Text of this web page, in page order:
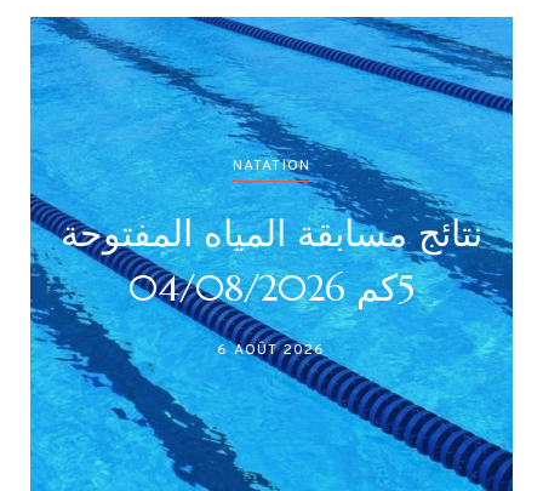
NATATION
نتائج مسابقة المياه المفتوحة
5كم 04/08/2026
6 AOÛT 2026